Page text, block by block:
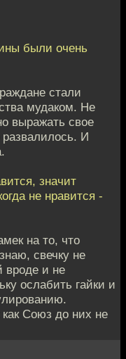
были очень
стали
мудаком. Не
выражать свое
развалилось. И
значит
не нравится -
на то, что
свечку не
вроде и не
ослабить гайки и
Союз до них не